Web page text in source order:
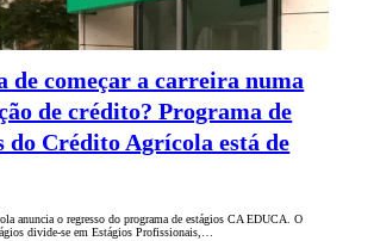
de começar a carreira numa
de crédito? Programa de
do Crédito Agrícola está de
anuncia o regresso do programa de estágios CA EDUCA. O
divide-se em Estágios Profissionais,…